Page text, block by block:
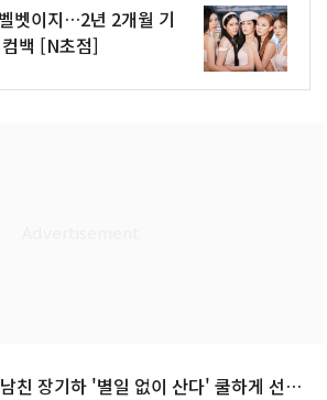
벳이지…2년 2개월 기
백 [N초점]
친 장기하 '별일 없이 산다' 쿨하게 선곡